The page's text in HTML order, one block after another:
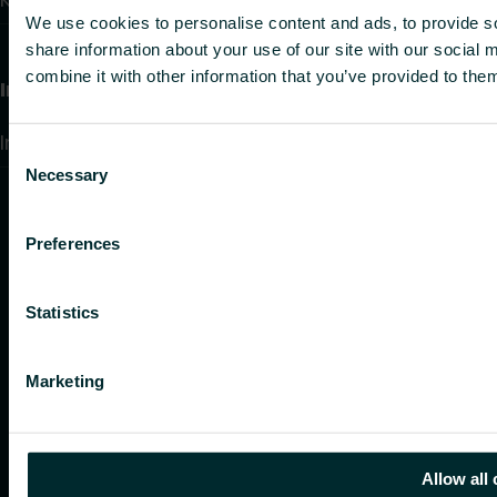
We use cookies to personalise content and ads, to provide
share information about your use of our site with our social
combine it with other information that you’ve provided to
Selection
Necessary
Preferences
Statistics
Marketing
Allow all
Information
Integritetspolicy